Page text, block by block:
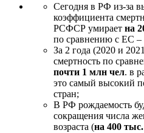
Сегодня в РФ из-за
коэффициента
РСФСР умирает на
по сравнению с ЕС –
За 2 года (2020 и
смертность по
почти 1 млн чел. в
это самый высокий
стран;
В РФ рождаемость
сокращения числа
возраста (на 400